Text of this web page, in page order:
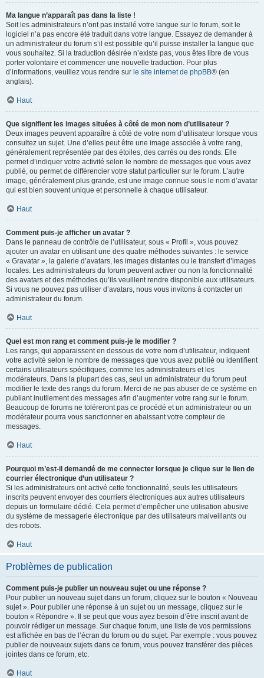
Ma langue n’apparaît pas dans la liste !
Soit les administrateurs n’ont pas installé votre langue sur le forum, soit le
logiciel n’a pas encore été traduit dans votre langue. Essayez de demander à
un administrateur du forum s’il est possible qu’il puisse installer la langue que
vous souhaitez. Si la traduction désirée n’existe pas, vous êtes libre de vous
porter volontaire et commencer une nouvelle traduction. Pour plus
d’informations, veuillez vous rendre sur le site internet de phpBB® (en
anglais).
Haut
Que signifient les images situées à côté de mon nom d’utilisateur ?
Deux images peuvent apparaître à côté de votre nom d’utilisateur lorsque vous
consultez un sujet. Une d’elles peut être une image associée à votre rang,
généralement représentée par des étoiles, des carrés ou des ronds. Elle
permet d’indiquer votre activité selon le nombre de messages que vous avez
publié, ou permet de différencier votre statut particulier sur le forum. L’autre
image, généralement plus grande, est une image connue sous le nom d’avatar
qui est bien souvent unique et personnelle à chaque utilisateur.
Haut
Comment puis-je afficher un avatar ?
Dans le panneau de contrôle de l’utilisateur, sous « Profil », vous pouvez
ajouter un avatar en utilisant une des quatre méthodes suivantes : le service
« Gravatar », la galerie d’avatars, les images distantes ou le transfert d’images
locales. Les administrateurs du forum peuvent activer ou non la fonctionnalité
des avatars et des méthodes qu’ils veuillent rendre disponible aux utilisateurs.
Si vous ne pouvez pas utiliser d’avatars, nous vous invitons à contacter un
administrateur du forum.
Haut
Quel est mon rang et comment puis-je le modifier ?
Les rangs, qui apparaissent en dessous de votre nom d’utilisateur, indiquent
votre activité selon le nombre de messages que vous avez publié ou identifient
certains utilisateurs spécifiques, comme les administrateurs et les
modérateurs. Dans la plupart des cas, seul un administrateur du forum peut
modifier le texte des rangs du forum. Merci de ne pas abuser de ce système en
publiant inutilement des messages afin d’augmenter votre rang sur le forum.
Beaucoup de forums ne toléreront pas ce procédé et un administrateur ou un
modérateur pourra vous sanctionner en abaissant votre compteur de
messages.
Haut
Pourquoi m’est-il demandé de me connecter lorsque je clique sur le lien de
courrier électronique d’un utilisateur ?
Si les administrateurs ont activé cette fonctionnalité, seuls les utilisateurs
inscrits peuvent envoyer des courriers électroniques aux autres utilisateurs
depuis un formulaire dédié. Cela permet d’empêcher une utilisation abusive
du système de messagerie électronique par des utilisateurs malveillants ou
des robots.
Haut
Problèmes de publication
Comment puis-je publier un nouveau sujet ou une réponse ?
Pour publier un nouveau sujet dans un forum, cliquez sur le bouton « Nouveau
sujet ». Pour publier une réponse à un sujet ou un message, cliquez sur le
bouton « Répondre ». Il se peut que vous ayez besoin d’être inscrit avant de
pouvoir rédiger un message. Sur chaque forum, une liste de vos permissions
est affichée en bas de l’écran du forum ou du sujet. Par exemple : vous pouvez
publier de nouveaux sujets dans ce forum, vous pouvez transférer des pièces
jointes dans ce forum, etc.
Haut